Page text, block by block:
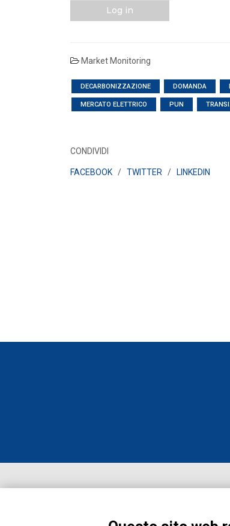
Log in
Market Monitoring
DECARBONIZZAZIONE DOMANDA
MERCATO ELETTRICO PUN
CONDIVIDI
FACEBOOK / TWITTER / LINKEDIN
straordinario volontari...
POLICY
LEGGI DI PIÙ